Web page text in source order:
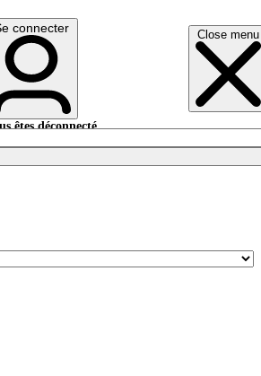
Close menu
connecter
êtes déconnecté.